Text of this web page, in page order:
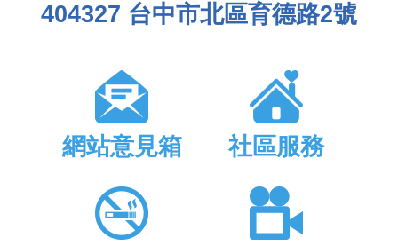
404327 台中市北區育德路2號
網站意見箱 社區服務